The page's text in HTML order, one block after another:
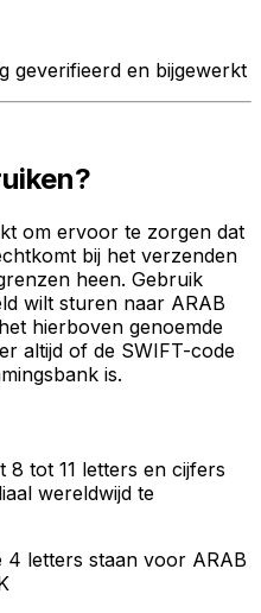
geverifieerd en bijgewerkt
om ervoor te zorgen dat
bij het verzenden
heen. Gebruik
wilt sturen naar ARAB
hierboven genoemde
altijd of de SWIFT-code
is.
8 tot 11 letters en cijfers
wereldwijd te
4 letters staan voor ARAB